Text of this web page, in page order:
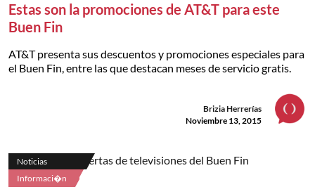
Estas son la promociones de AT&T para este
Buen Fin
AT&T presenta sus descuentos y promociones especiales para
el Buen Fin, entre las que destacan meses de servicio gratis.
Brizia Herrerías
Noviembre 13, 2015
Noticias
Informaci�n